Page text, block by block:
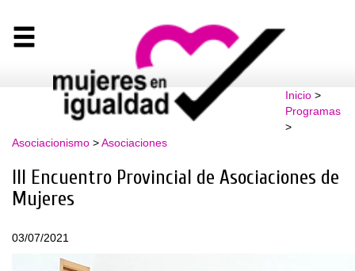
Inicio>
Programas
>
Asociacionismo >Asociaciones
III Encuentro Provincial de Asociaciones de
Mujeres
03/07/2021